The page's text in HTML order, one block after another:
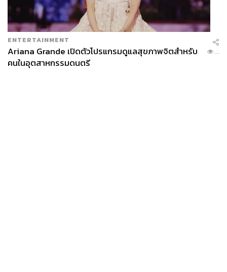
ENTERTAINMENT
Ariana Grande เปิดตัวโปรแกรมดูแลสุขภาพจิตสำหรับ
คนในอุตสาหกรรมดนตรี
...